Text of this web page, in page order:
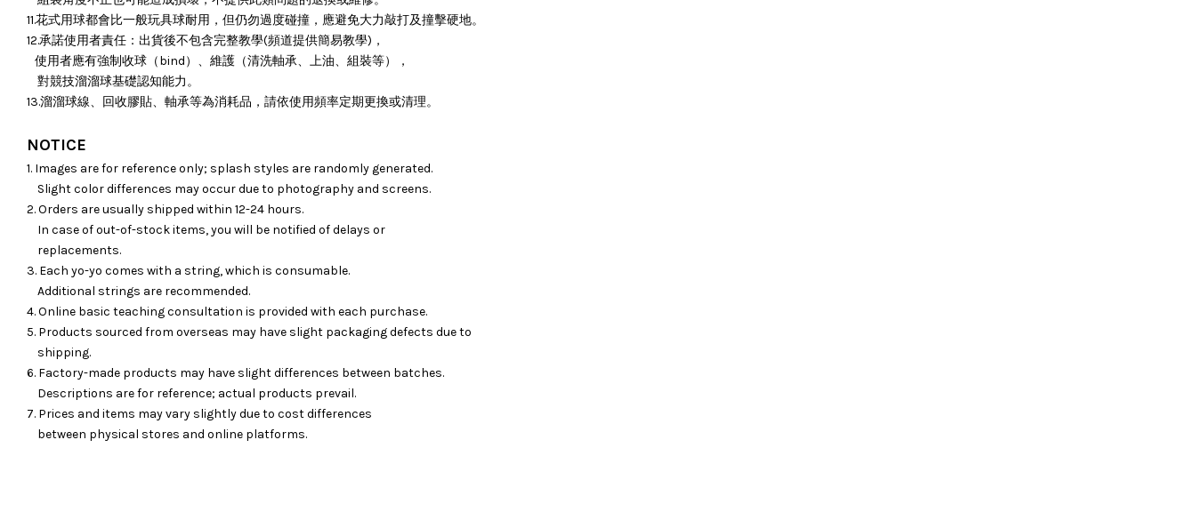
11.花式用球都會比一般玩具球耐用，但仍勿過度碰撞，應避免大力敲打及撞擊硬地。
12.承諾使用者責任：出貨後不包含完整教學(頻道提供簡易教學)，
使用者應有強制收球（bind）、維護（清洗軸承、上油、組裝等），
對競技溜溜球基礎認知能力。
13.溜溜球線、回收膠貼、軸承等為消耗品，請依使用頻率定期更換或清理。
NOTICE
1. Images are for reference only; splash styles are randomly generated.
Slight color differences may occur due to photography and screens.
2. Orders are usually shipped within 12-24 hours.
In case of out-of-stock items, you will be notified of delays or
replacements.
3. Each yo-yo comes with a string, which is consumable.
Additional strings are recommended.
4. Online basic teaching consultation is provided with each purchase.
5. Products sourced from overseas may have slight packaging defects due to
shipping.
6. Factory-made products may have slight differences between batches.
Descriptions are for reference; actual products prevail.
7. Prices and items may vary slightly due to cost differences
between physical stores and online platforms.